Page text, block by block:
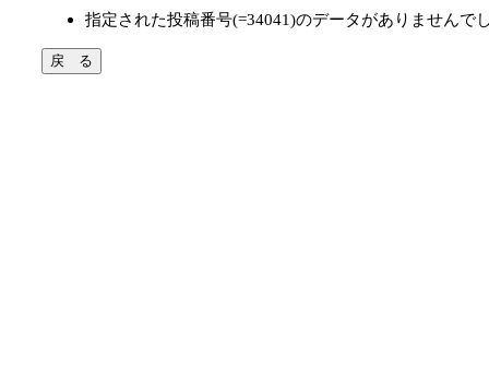
指定された投稿番号(=34041)のデータがありませんで